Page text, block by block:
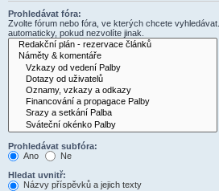
Prohledávat fóra:
Zvolte fórum nebo fóra, ve kterých chcete
automaticky, pokud nezvolíte jinak.
Prohledávat subfóra:
Ano
Ne
Hledat uvnitř:
Názvy příspěvků a jejich texty